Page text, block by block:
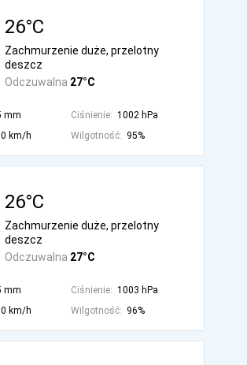
26°C
Odczuwalna 27°C
Zachmurzenie duże, przelotny
deszcz
mm Ciśnienie: 1002 hPa
km/h Wilgotność: 95%
26°C
Odczuwalna 27°C
Zachmurzenie duże, przelotny
deszcz
mm Ciśnienie: 1003 hPa
km/h Wilgotność: 96%